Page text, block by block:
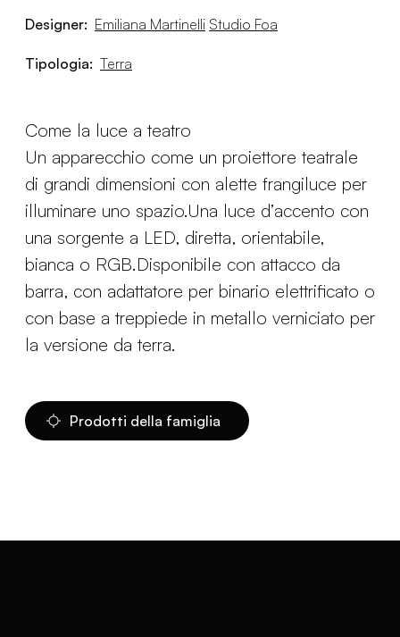
Designer: Emiliana Martinelli Studio Foa
Tipologia: Terra
Come la luce a teatro
Un apparecchio come un proiettore teatrale
di grandi dimensioni con alette frangiluce per
illuminare uno spazio.Una luce d’accento con
una sorgente a LED, diretta, orientabile,
bianca o RGB.Disponibile con attacco da
barra, con adattatore per binario elettrificato o
con base a treppiede in metallo verniciato per
la versione da terra.
Prodotti della famiglia